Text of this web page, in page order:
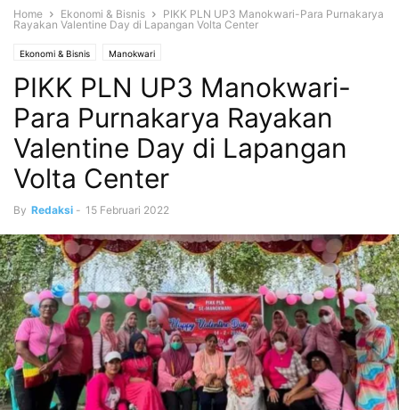
Home Ekonomi & Bisnis
PIKK PLN UP3 Manokwari-Para Purnakarya
Rayakan Valentine Day di Lapangan Volta Center
Ekonomi & Bisnis Manokwari
PIKK PLN UP3 Manokwari-
Para Purnakarya Rayakan
Valentine Day di Lapangan
Volta Center
By Redaksi - 15 Februari 2022